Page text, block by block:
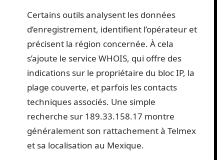
Certains outils analysent les données
d’enregistrement, identifient l’opérateur et
précisent la région concernée. À cela
s’ajoute le service WHOIS, qui offre des
indications sur le propriétaire du bloc IP, la
plage couverte, et parfois les contacts
techniques associés. Une simple
recherche sur 189.33.158.17 montre
généralement son rattachement à Telmex
et sa localisation au Mexique.